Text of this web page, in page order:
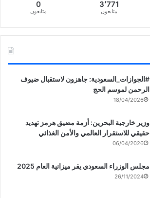
3٬771
متابعون
0
متابعون
‏‎#الجوازات_السعودية: جاهزون لاستقبال ضيوف
الرحمن لموسم الحج
18/04/2026
وزير خارجية البحرين: أزمة مضيق هرمز تهديد
حقيقي للاستقرار العالمي والأمن الغذائي
06/04/2026
مجلس الوزراء السعودي يقر ميزانية العام 2025
26/11/2024